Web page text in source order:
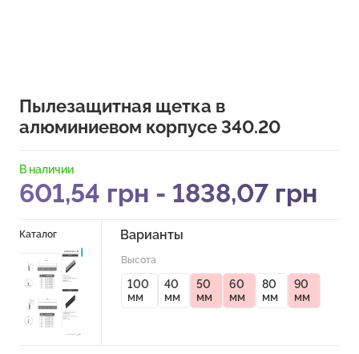
Пылезащитная щетка в
алюминиевом корпусе 340.20
В наличии
601,54 грн - 1838,07 грн
Каталог Варианты
Высота
100
мм
40
мм
50
мм
60
мм
80
мм
90
мм